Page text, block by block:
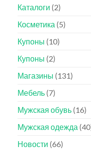
Каталоги (2)
Косметика (5)
Купоны (10)
Купоны (2)
Магазины (131)
Мебель (7)
Мужская обувь (16)
Мужская одежда
Новости (66)